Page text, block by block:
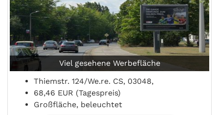
Viel gesehene Werbefläche
Thiemstr. 124/We.re. CS, 03048,
68,46 EUR (Tagespreis)
Großfläche, beleuchtet